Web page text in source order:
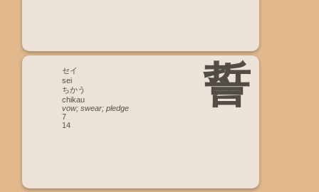
誓
セイ
sei
ちかう
chikau
vow; swear; pledge
7
14